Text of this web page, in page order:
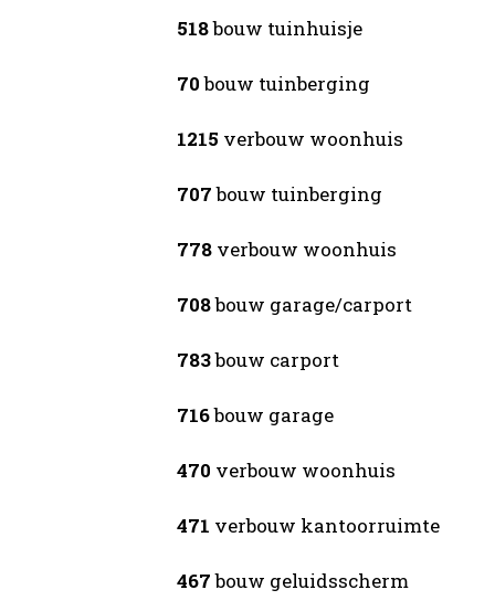
518bouw tuinhuisje
70bouw tuinberging
1215 verbouw woonhuis
707bouw tuinberging
778 verbouw woonhuis
708bouw garage/carport
783bouw carport
716bouw garage
470 verbouw woonhuis
471 verbouw kantoorruimte
467bouw geluidsscherm